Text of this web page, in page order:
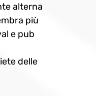
alterna
più
e pub
delle